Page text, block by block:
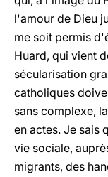
l'amour de Dieu
me soit permis
Huard, qui vient
sécularisation
catholiques
sans complexe,
en actes. Je sais
vie sociale,
migrants, des